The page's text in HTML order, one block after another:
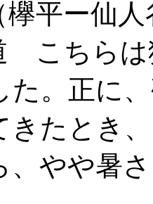
平ー仙人
こちらは
た。正に
きたとき
、やや暑